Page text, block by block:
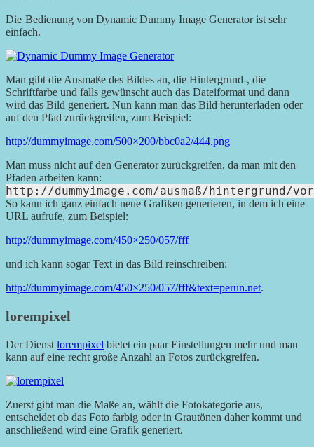
Die Bedienung von Dynamic Dummy Image Generator ist sehr
einfach.
Man gibt die Ausmaße des Bildes an, die Hintergrund-, die
Schriftfarbe und falls gewünscht auch das Dateiformat und dann
wird das Bild generiert. Nun kann man das Bild herunterladen oder
auf den Pfad zurückgreifen, zum Beispiel:
http://dummyimage.com/500×200/bbc0a2/444.png
Man muss nicht auf den Generator zurückgreifen, da man mit den
Pfaden arbeiten kann:
http://dummyimage.com/ausmaß/hintergrund/
So kann ich ganz einfach neue Grafiken generieren, in dem ich eine
URL aufrufe, zum Beispiel:
http://dummyimage.com/450×250/057/fff
und ich kann sogar Text in das Bild reinschreiben:
http://dummyimage.com/450×250/057/fff&text=perun.net.
lorempixel
Der Dienst lorempixel bietet ein paar Einstellungen mehr und man
kann auf eine recht große Anzahl an Fotos zurückgreifen.
Zuerst gibt man die Maße an, wählt die Fotokategorie aus,
entscheidet ob das Foto farbig oder in Grautönen daher kommt und
anschließend wird eine Grafik generiert.